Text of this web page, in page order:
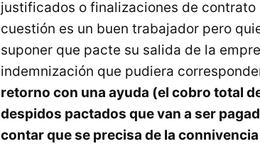
justificados o finalizaciones de
cuestión es un buen trabajador pero
suponer que pacte su salida de la
indemnización que pudiera
retorno con una ayuda (el cobro total
despidos pactados que van a ser
contar que se precisa de la